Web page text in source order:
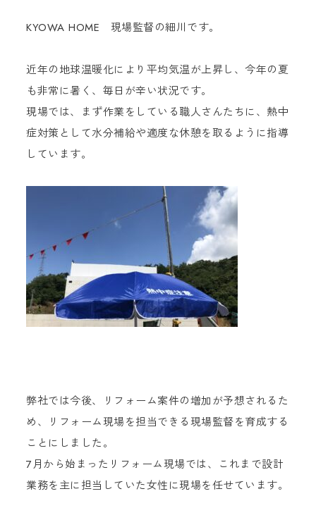
KYOWA HOME 現場監督の細川です。
近年の地球温暖化により平均気温が上昇し、今年の夏
も非常に暑く、毎日が辛い状況です。
現場では、まず作業をしている職人さんたちに、熱中
症対策として水分補給や適度な休憩を取るように指導
しています。
弊社では今後、リフォーム案件の増加が予想されるた
め、リフォーム現場を担当できる現場監督を育成する
ことにしました。
7月から始まったリフォーム現場では、これまで設計
業務を主に担当していた女性に現場を任せています。